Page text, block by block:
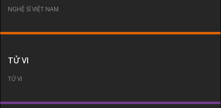
NGHỆ SĨ VIỆT NAM
TỬ VI
TỬ VI